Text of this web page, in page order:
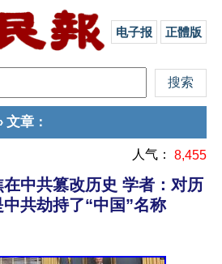
电子报 正體版
› 文章 ：
人气： 8,455
中共篡改历史 学者：对历
共劫持了“中国”名称